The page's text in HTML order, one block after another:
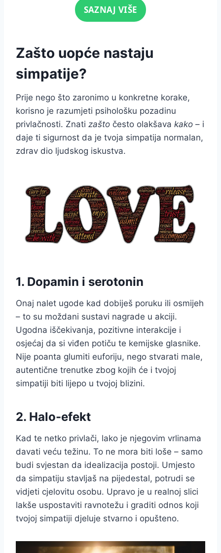
Click for soundSAZNAJ VIŠE
Zašto uopće nastaju
simpatije?
Prije nego što zaronimo u konkretne korake,
korisno je razumjeti psihološku pozadinu
privlačnosti. Znati zašto često olakšava kako – i
daje ti sigurnost da je tvoja simpatija normalan,
zdrav dio ljudskog iskustva.
1. Dopamin i serotonin
Onaj nalet ugode kad dobiješ poruku ili osmijeh
– to su moždani sustavi nagrade u akciji.
Ugodna iščekivanja, pozitivne interakcije i
osjećaj da si viđen potiču te kemijske glasnike.
Nije poanta glumiti euforiju, nego stvarati male,
autentične trenutke zbog kojih će i tvojoj
simpatiji biti lijepo u tvojoj blizini.
2. Halo-efekt
Kad te netko privlači, lako je njegovim vrlinama
davati veću težinu. To ne mora biti loše – samo
budi svjestan da idealizacija postoji. Umjesto
da simpatiju stavljaš na pijedestal, potrudi se
vidjeti cjelovitu osobu. Upravo je u realnoj slici
lakše uspostaviti ravnotežu i graditi odnos koji
tvojoj simpatiji djeluje stvarno i opušteno.